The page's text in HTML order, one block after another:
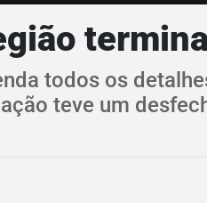
todos os
teve um